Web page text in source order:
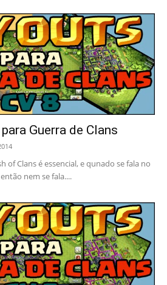
Guerra de Clans
of Clans é essencial, e qunado se fala no
nem se fala....